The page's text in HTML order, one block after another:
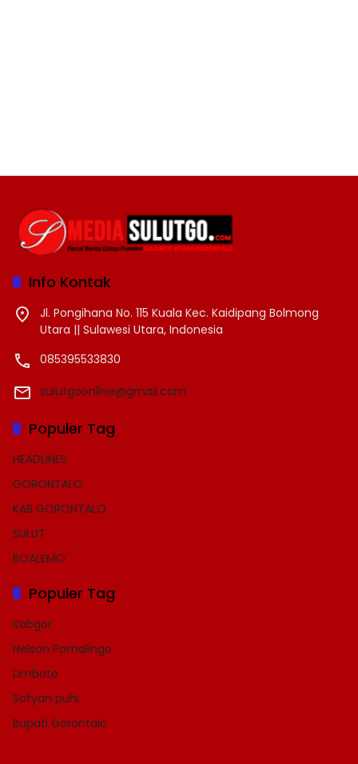
Info Kontak
Jl. Pongihana No. 115 Kuala Kec. Kaidipang Bolmong
Utara || Sulawesi Utara, Indonesia
085395533830
sulutgoonline@gmail.com
Populer Tag
HEADLINES
GORONTALO
KAB GORONTALO
SULUT
BOALEMO
Populer Tag
Kabgor
Nelson Pomalingo
Limboto
Sofyan puhi
Bupati Gorontalo